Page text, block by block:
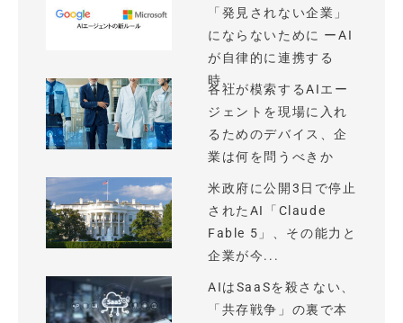
「発見されない企業」
にならないために ーAI
が自律的に連携する
時...
各社が模索するAIエー
ジェントを現場に入れ
るためのデバイス、企
業は何を問うべきか
米政府に公開3日で停止
されたAI「Claude
Fable 5」、その能力と
企業が今...
AIはSaaSを殺さない、
「共存戦争」の裏で本